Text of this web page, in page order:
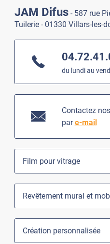
JAM Difus - 587 rue
Tuilerie - 01330 Villars-les-
du lundi au
Contactez
pare-mail
Film pour vitrage
Revêtement mural et
Création personnalisée